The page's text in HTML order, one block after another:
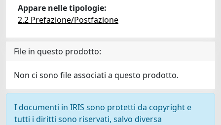
Appare nelle tipologie:
2.2 Prefazione/Postfazione
File in questo prodotto:
Non ci sono file associati a questo prodotto.
I documenti in IRIS sono protetti da copyright e
tutti i diritti sono riservati, salvo diversa